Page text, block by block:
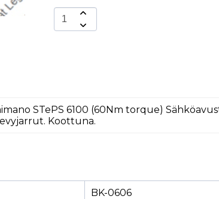
STePS 6100 (60Nm torque)
Koottuna.
BK-0606